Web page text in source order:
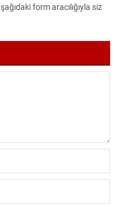
form aracılığıyla siz